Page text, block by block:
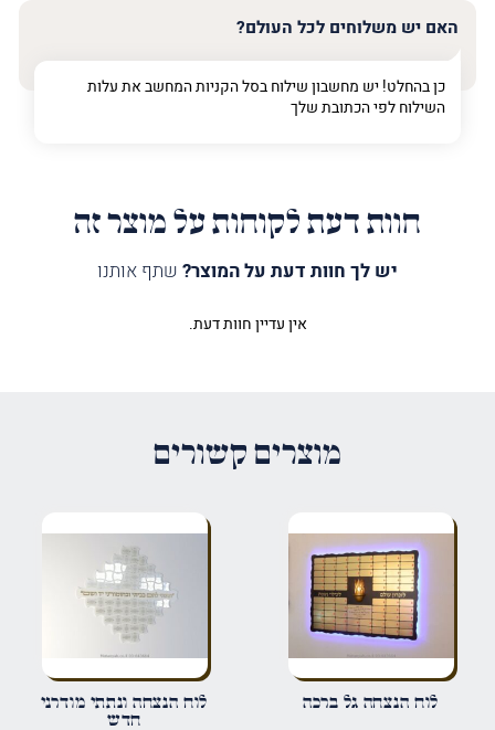
האם יש משלוחים לכל העולם?
כן בהחלט! יש מחשבון שילוח בסל הקניות המחשב את עלות
השילוח לפי הכתובת שלך
חוות דעת לקוחות על מוצר זה
יש לך חוות דעת על המוצר? שתף אותנו
הביקורת שלך*
שם*
אין עדיין חוות דעת.
מוצרים קשורים
לוח הנצחה גל ברכה
לוח הנצחה ונתתי מודרני
חדש